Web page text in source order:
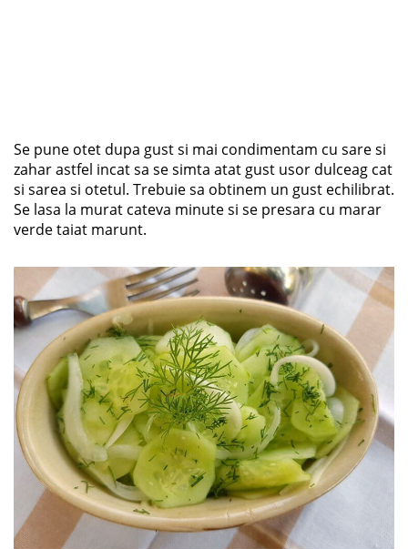
Se pune otet dupa gust si mai condimentam cu sare si
zahar astfel incat sa se simta atat gust usor dulceag cat
si sarea si otetul. Trebuie sa obtinem un gust echilibrat.
Se lasa la murat cateva minute si se presara cu marar
verde taiat marunt.